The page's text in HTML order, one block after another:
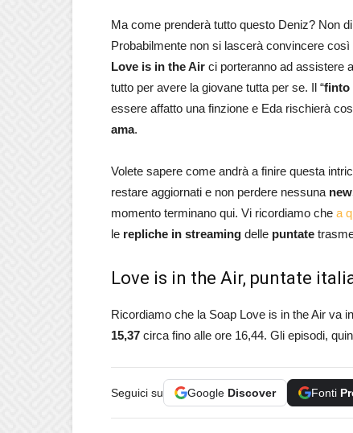
Ma come prenderà tutto questo Deniz? Non
Probabilmente non si lascerà convincere
Love is in the Air ci porteranno ad assistere
tutto per avere la giovane tutta per se. Il “finto
essere affatto una finzione e Eda rischierà
ama.
Volete sapere come andrà a finire questa
restare aggiornati e non perdere nessuna
momento terminano qui. Vi ricordiamo che a
le repliche in streaming delle puntate
Love is in the Air, puntate
Ricordiamo che la Soap Love is in the Air va
15,37 circa fino alle ore 16,44. Gli episodi,
Seguici su Google Discover Fonti